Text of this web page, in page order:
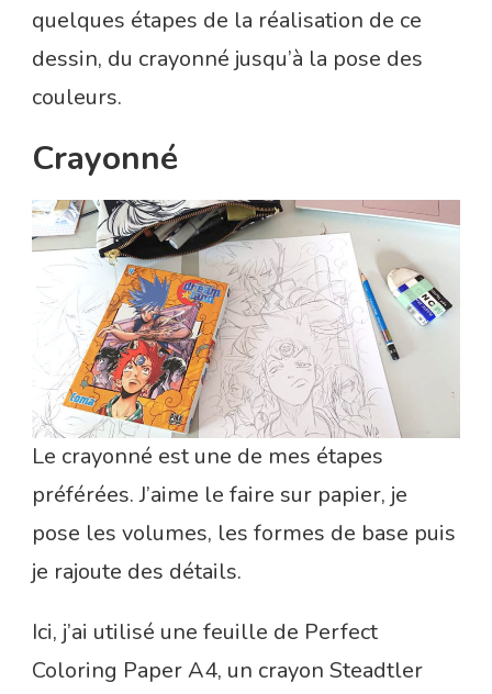
quelques étapes de la réalisation de ce
dessin, du crayonné jusqu’à la pose des
couleurs.
Crayonné
Le crayonné est une de mes étapes
préférées. J’aime le faire sur papier, je
pose les volumes, les formes de base puis
je rajoute des détails.
Ici, j’ai utilisé une feuille de Perfect
Coloring Paper A4, un crayon Steadtler